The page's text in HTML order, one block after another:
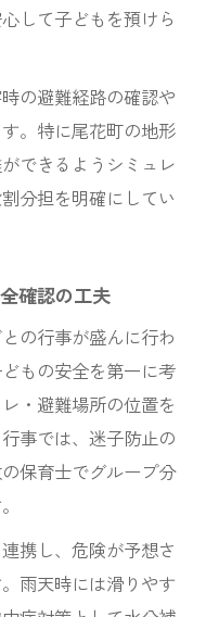
して子どもを預けら
の避難経路の確認や
。特に尾花町の地形
できるようシミュレ
分担を明確にしてい
確認の工夫
の行事が盛んに行わ
もの安全を第一に考
・避難場所の位置を
事では、迷子防止の
保育士でグループ分
携し、危険が予想さ
雨天時には滑りやす